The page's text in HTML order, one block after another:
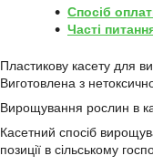
Спосіб
Часті
Пластикову касету для
Виготовлена з
Вирощування рослин в
Касетний спосіб
позиції в сільському